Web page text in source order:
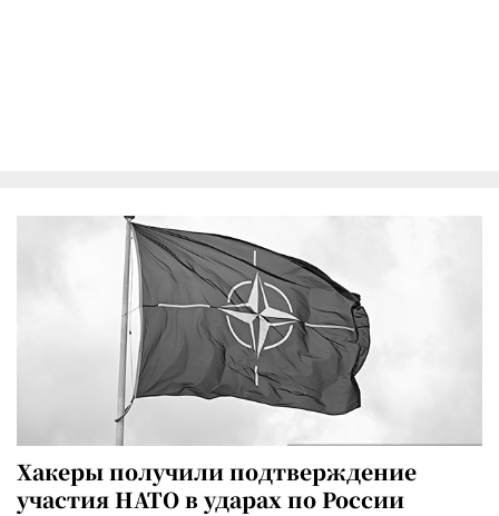
Хакеры получили подтверждение
участия НАТО в ударах по России